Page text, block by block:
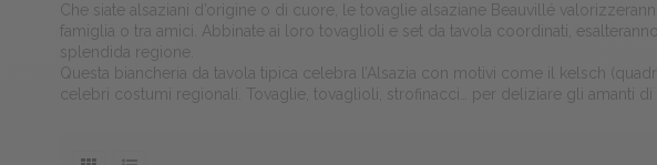
Che siate alsaziani d’origine o di cuore, le tovaglie alsaziane Beauvillé
famiglia o tra amici. Abbinate ai loro tovaglioli e set da tavola coordinati,
splendida regione.
Questa biancheria da tavola tipica celebra l’Alsazia con motivi come il kelsch
celebri costumi regionali. Tovaglie, tovaglioli, strofinacci… per deliziare gli amanti di